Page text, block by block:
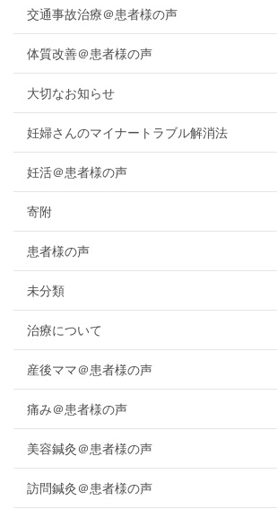
交通事故治療＠患者様の声
体質改善＠患者様の声
大切なお知らせ
妊婦さんのマイナートラブル解消法
妊活＠患者様の声
寄附
患者様の声
未分類
治療について
産後ママ＠患者様の声
痛み＠患者様の声
美容鍼灸＠患者様の声
訪問鍼灸＠患者様の声